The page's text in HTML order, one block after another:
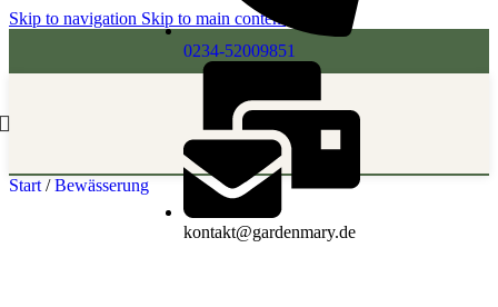
Skip to navigation Skip to main content
0234-52009851
kontakt@gardenmary.de
Start / Bewässerung